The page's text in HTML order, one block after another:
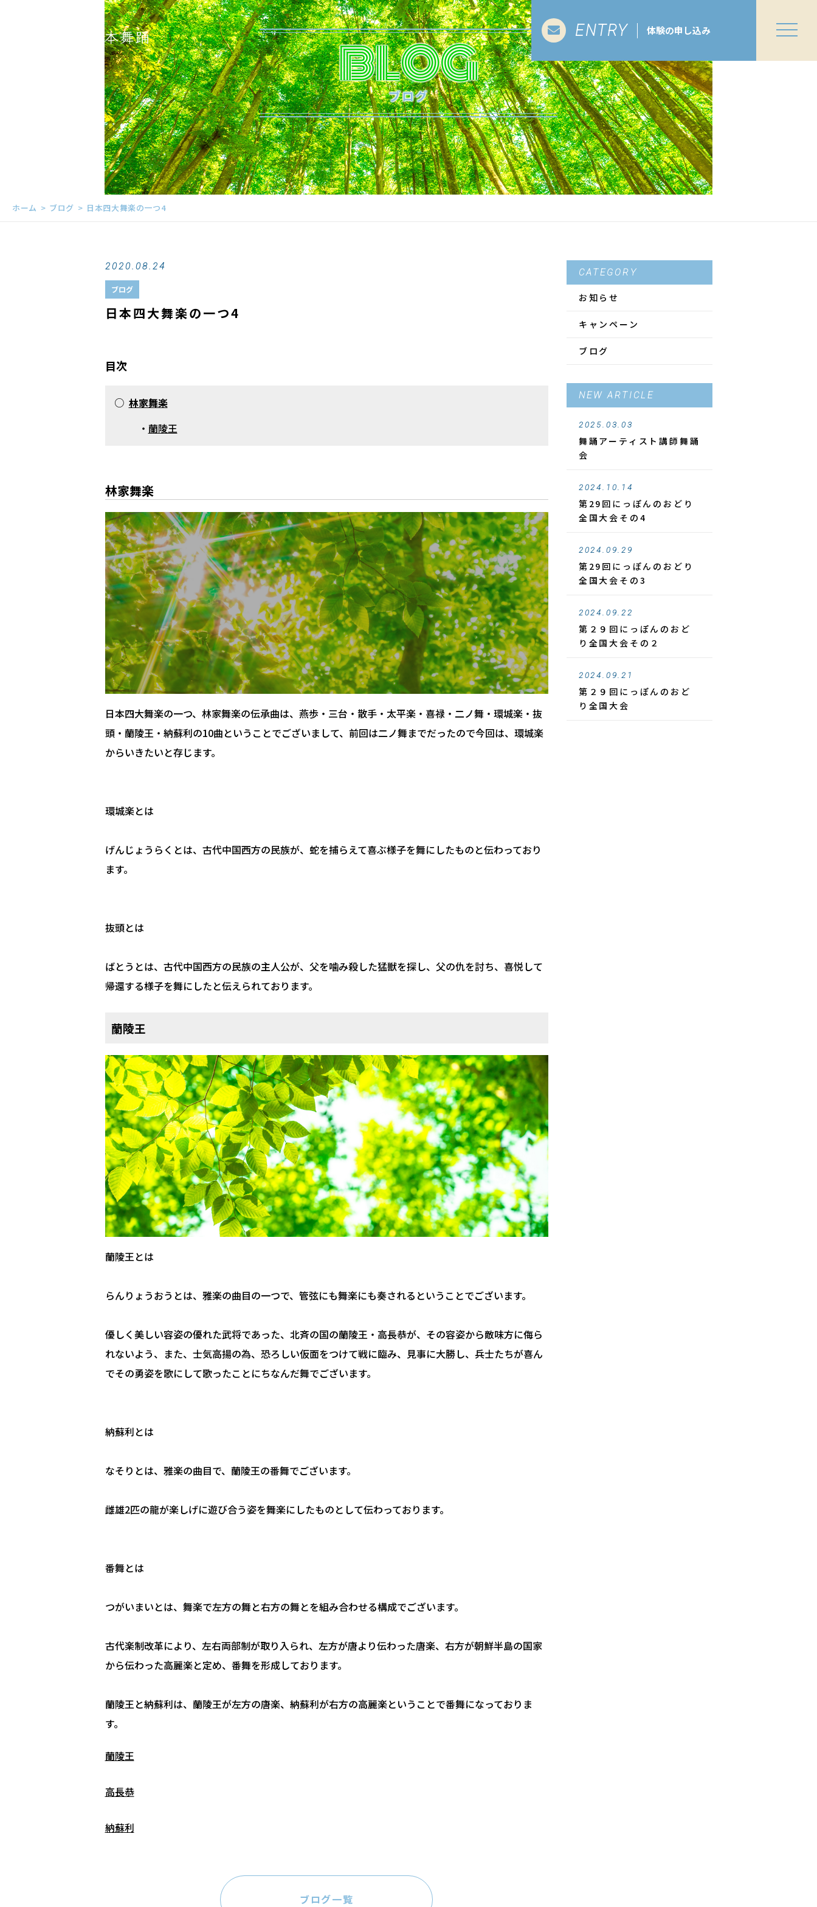
ENTRY 体験の申し込み
BLOG
ブログ
ホーム ブログ 日本四大舞楽の一つ4
2020.08.24
ブログ
日本四大舞楽の一つ4
目次
○ 林家舞楽
・ 蘭陵王
林家舞楽
日本四大舞楽の一つ、林家舞楽の伝承曲は、燕歩・三台・散手・太平楽・喜禄・二ノ舞・環城楽・抜
頭・蘭陵王・納蘇利の10曲ということでございまして、前回は二ノ舞までだったので今回は、環城楽
からいきたいと存じます。
環城楽とは
げんじょうらくとは、古代中国西方の民族が、蛇を捕らえて喜ぶ様子を舞にしたものと伝わっており
ます。
抜頭とは
ばとうとは、古代中国西方の民族の主人公が、父を噛み殺した猛獣を探し、父の仇を討ち、喜悦して
帰還する様子を舞にしたと伝えられております。
蘭陵王
蘭陵王とは
らんりょうおうとは、雅楽の曲目の一つで、管弦にも舞楽にも奏されるということでございます。
優しく美しい容姿の優れた武将であった、北斉の国の蘭陵王・高長恭が、その容姿から敵味方に侮ら
れないよう、また、士気高揚の為、恐ろしい仮面をつけて戦に臨み、見事に大勝し、兵士たちが喜ん
でその勇姿を歌にして歌ったことにちなんだ舞でございます。
納蘇利とは
なそりとは、雅楽の曲目で、蘭陵王の番舞でございます。
雌雄2匹の龍が楽しげに遊び合う姿を舞楽にしたものとして伝わっております。
番舞とは
つがいまいとは、舞楽で左方の舞と右方の舞とを組み合わせる構成でございます。
古代楽制改革により、左右両部制が取り入られ、左方が唐より伝わった唐楽、右方が朝鮮半島の国家
から伝わった高麗楽と定め、番舞を形成しております。
蘭陵王と納蘇利は、蘭陵王が左方の唐楽、納蘇利が右方の高麗楽ということで番舞になっておりま
す。
蘭陵王
高長恭
納蘇利
ブログ一覧
CATEGORY
お知らせ
キャンペーン
ブログ
NEW ARTICLE
2025.03.03
舞踊アーティスト講師舞踊
会
2024.10.14
第29回にっぽんのおどり
全国大会その4
2024.09.29
第29回にっぽんのおどり
全国大会その3
2024.09.22
第２９回にっぽんのおど
り全国大会その２
2024.09.21
第２９回にっぽんのおど
り全国大会